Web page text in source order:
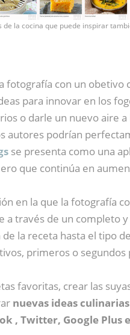
la cocina que puede inspirar
con un obetivo
para innovar en los
o darle un nuevo aire
autores podrían
se presenta como una
que continúa en
en la que la fotografía
a través de un completo
la receta hasta el tipo
primeros o
favoritas, crear las
nuevas ideas
, Twitter, Google Plus